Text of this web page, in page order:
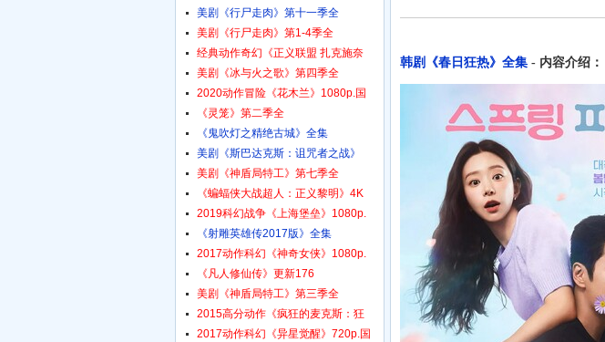
韩剧《春日狂热》全集 - 内容介绍：
美剧《行尸走肉》第十一季全
美剧《行尸走肉》第1-4季全
经典动作奇幻《正义联盟 扎克施奈
美剧《冰与火之歌》第四季全
2020动作冒险《花木兰》1080p.国
《灵笼》第二季全
《鬼吹灯之精绝古城》全集
美剧《斯巴达克斯：诅咒者之战》
美剧《神盾局特工》第七季全
《蝙蝠侠大战超人：正义黎明》4K
2019科幻战争《上海堡垒》1080p.
《射雕英雄传2017版》全集
2017动作科幻《神奇女侠》1080p.
《凡人修仙传》更新176
美剧《神盾局特工》第三季全
2015高分动作《疯狂的麦克斯：狂
2017动作科幻《异星觉醒》720p.国